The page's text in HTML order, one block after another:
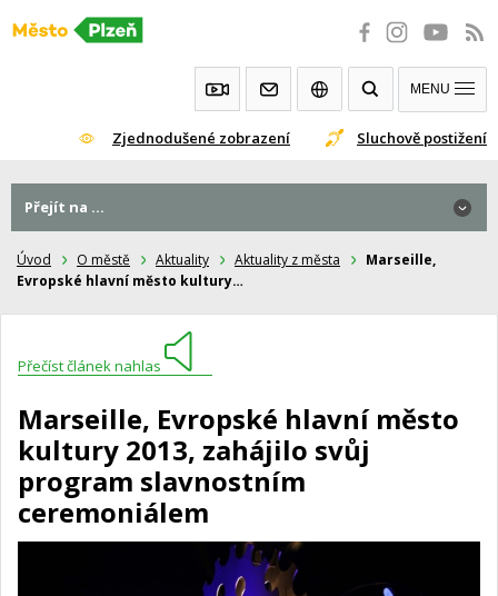
Přeskočit
Zjednodušené zobrazení Sluchově postižení
MENU
Úvod O městě Aktuality Aktuality z města
Marseille,
Evropské hlavní město kultury…
Přečíst článek nahlas
Marseille, Evropské hlavní město
kultury 2013, zahájilo svůj
program slavnostním
ceremoniálem
Přejít na ...